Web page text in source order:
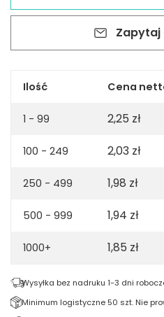
-
Zapytaj
Ilość Cena
1 - 99 2,25 zł
100 - 249 2,03 zł
250 - 499 1,98 zł
500 - 999 1,94 zł
1000+ 1,85 zł
Wysyłka bez nadruku 1-3 dni
Minimum logistyczne 50 szt. Nie